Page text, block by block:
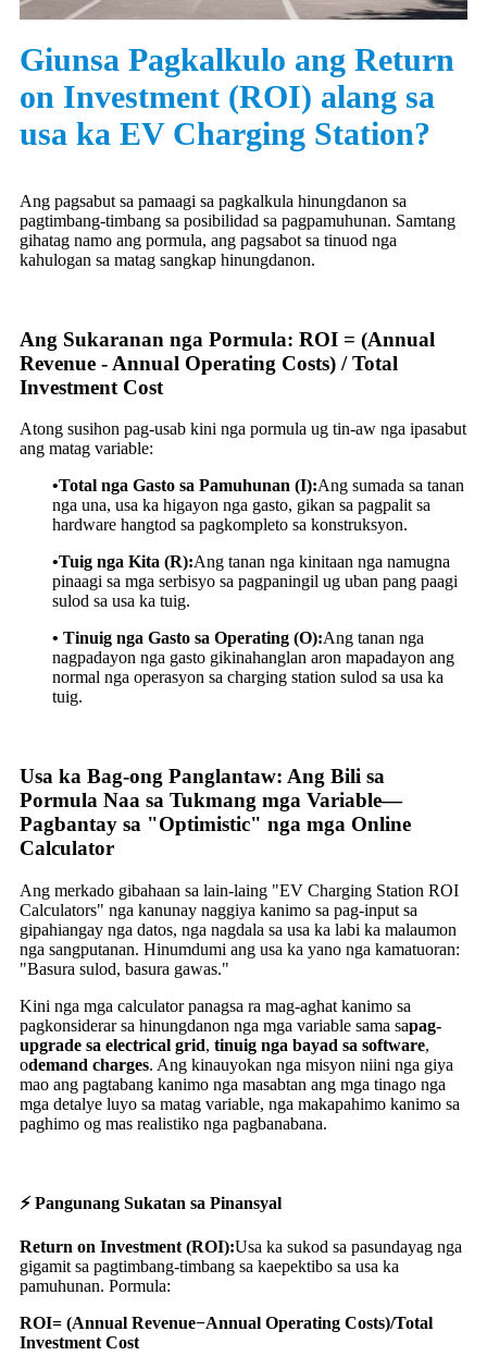
Giunsa Pagkalkulo ang Return
on Investment (ROI) alang sa
usa ka EV Charging Station?
Ang pagsabut sa pamaagi sa pagkalkula hinungdanon sa
pagtimbang-timbang sa posibilidad sa pagpamuhunan. Samtang
gihatag namo ang pormula, ang pagsabot sa tinuod nga
kahulogan sa matag sangkap hinungdanon.
Ang Sukaranan nga Pormula: ROI = (Annual
Revenue - Annual Operating Costs) / Total
Investment Cost
Atong susihon pag-usab kini nga pormula ug tin-aw nga ipasabut
ang matag variable:
•Total nga Gasto sa Pamuhunan (I):Ang sumada sa tanan
nga una, usa ka higayon nga gasto, gikan sa pagpalit sa
hardware hangtod sa pagkompleto sa konstruksyon.
•Tuig nga Kita (R):Ang tanan nga kinitaan nga namugna
pinaagi sa mga serbisyo sa pagpaningil ug uban pang paagi
sulod sa usa ka tuig.
• Tinuig nga Gasto sa Operating (O):Ang tanan nga
nagpadayon nga gasto gikinahanglan aron mapadayon ang
normal nga operasyon sa charging station sulod sa usa ka
tuig.
Usa ka Bag-ong Panglantaw: Ang Bili sa
Pormula Naa sa Tukmang mga Variable—
Pagbantay sa "Optimistic" nga mga Online
Calculator
Ang merkado gibahaan sa lain-laing "EV Charging Station ROI
Calculators" nga kanunay naggiya kanimo sa pag-input sa
gipahiangay nga datos, nga nagdala sa usa ka labi ka malaumon
nga sangputanan. Hinumdumi ang usa ka yano nga kamatuoran:
"Basura sulod, basura gawas."
Kini nga mga calculator panagsa ra mag-aghat kanimo sa
pagkonsiderar sa hinungdanon nga mga variable sama sapag-
upgrade sa electrical grid, tinuig nga bayad sa software,
odemand charges. Ang kinauyokan nga misyon niini nga giya
mao ang pagtabang kanimo nga masabtan ang mga tinago nga
mga detalye luyo sa matag variable, nga makapahimo kanimo sa
paghimo og mas realistiko nga pagbanabana.
⚡️ Pangunang Sukatan sa Pinansyal
Return on Investment (ROI):Usa ka sukod sa pasundayag nga
gigamit sa pagtimbang-timbang sa kaepektibo sa usa ka
pamuhunan. Pormula:
ROI= (Annual Revenue−Annual Operating Costs)/Total
Investment Cost